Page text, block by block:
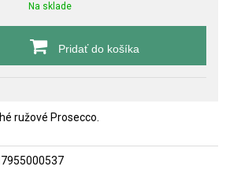
Na sklade
Pridať do košíka
ružové Prosecco.